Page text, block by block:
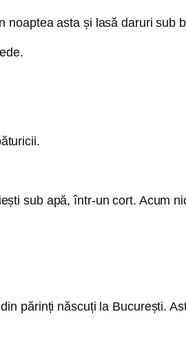
asta și lasă daruri sub
sub apă, într-un cort. Acum
părinți născuți la București.